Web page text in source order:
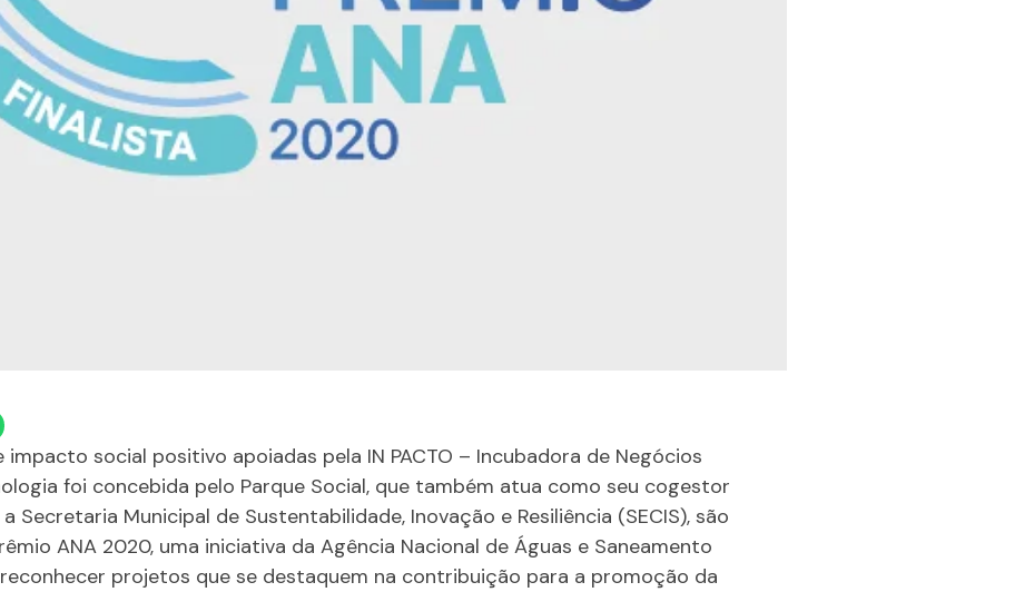
impacto social positivo apoiadas pela IN PACTO – Incubadora de Negócios
foi concebida pelo Parque Social, que também atua como seu cogestor
Secretaria Municipal de Sustentabilidade, Inovação e Resiliência (SECIS), são
ANA 2020, uma iniciativa da Agência Nacional de Águas e Saneamento
projetos que se destaquem na contribuição para a promoção da